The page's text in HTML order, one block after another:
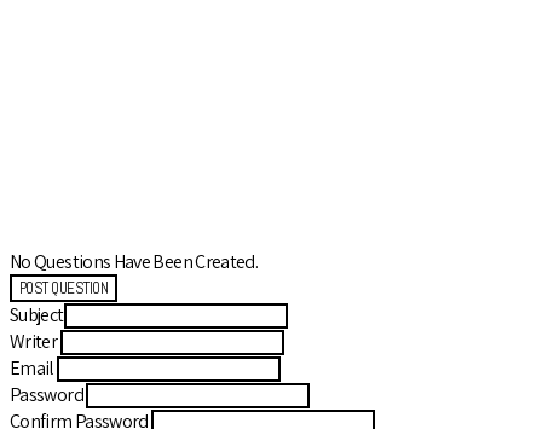
No Questions Have Been Created.
POST QUESTION
Subject
Writer
Email
Password
Confirm Password